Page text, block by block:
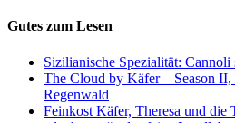
Gutes zum Lesen
Sizilianische Spezialität: Cannoli
The Cloud by Käfer – Season II,
Regenwald
Feinkost Käfer, Theresa und die